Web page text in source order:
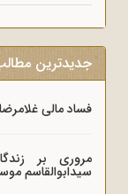
جدیدترین
فساد مالی
مروری بر
سیدابوالقاسم